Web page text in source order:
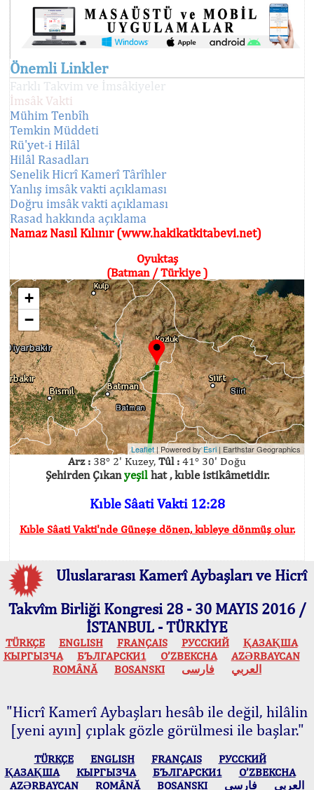
Önemli Linkler
Farklı Takvim ve İmsâkiyeler
İmsâk Vakti
Mühim Tenbîh
Temkin Müddeti
Rü'yet-i Hilâl
Hilâl Rasadları
Senelik Hicrî Kamerî Târîhler
Yanlış imsâk vakti açıklaması
Doğru imsâk vakti açıklaması
Rasad hakkında açıklama
Namaz Nasıl Kılınır (www.hakikatkitabevi.net)
Oyuktaş
(Batman / Türkiye )
+
−
Leaflet| Powered byEsri | Earthstar Geographics
Arz : 38° 2' Kuzey, Tûl : 41° 30' Doğu
Şehirden Çıkanyeşilhat , kıble istikâmetidir.
Kıble Sâati Vakti 12:28
Kıble Sâati Vakti'nde Güneşe dönen, kıbleye dönmüş olur.
Uluslararası Kamerî Aybaşları ve Hicrî
Takvîm Birliği Kongresi 28 - 30 MAYIS 2016 /
İSTANBUL - TÜRKİYE
TÜRKÇE ENGLISH FRANÇAIS РУССКИЙ
ҚАЗАҚША
КЫPГЫЗЧA
БЪЛГАРСКИ1 O’ZBEKCHA
AZӘRBAYCAN
ROMÂNĂ
BOSANSKI العربي فارسی
"Hicrî Kamerî Aybaşları hesâb ile değil, hilâlin
[yeni ayın] çıplak gözle görülmesi ile başlar."
TÜRKÇE ENGLISH FRANÇAIS
РУССКИЙ
ҚАЗАҚША
КЫPГЫЗЧA БЪЛГАРСКИ1
O’ZBEKCHA
AZӘRBAYCAN
ROMÂNĂ BOSANSKI العربي فارسی